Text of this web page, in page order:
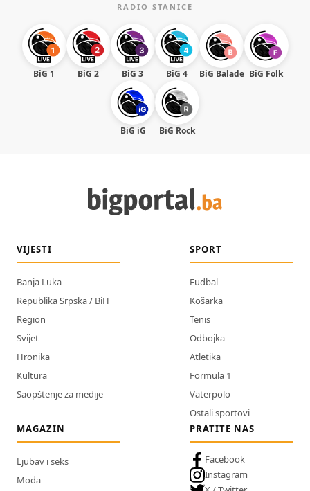
RADIO STANICE
BiG 1 BiG 2 BiG 3 BiG 4 BiG Balade BiG Folk
BiG iG BiG Rock
VIJESTI
Banja Luka
Republika Srpska / BiH
Region
Svijet
Hronika
Kultura
Saopštenje za medije
SPORT
Fudbal
Košarka
Tenis
Odbojka
Atletika
Formula 1
Vaterpolo
Ostali sportovi
MAGAZIN
Ljubav i seks
Moda
PRATITE NAS
Facebook
Instagram